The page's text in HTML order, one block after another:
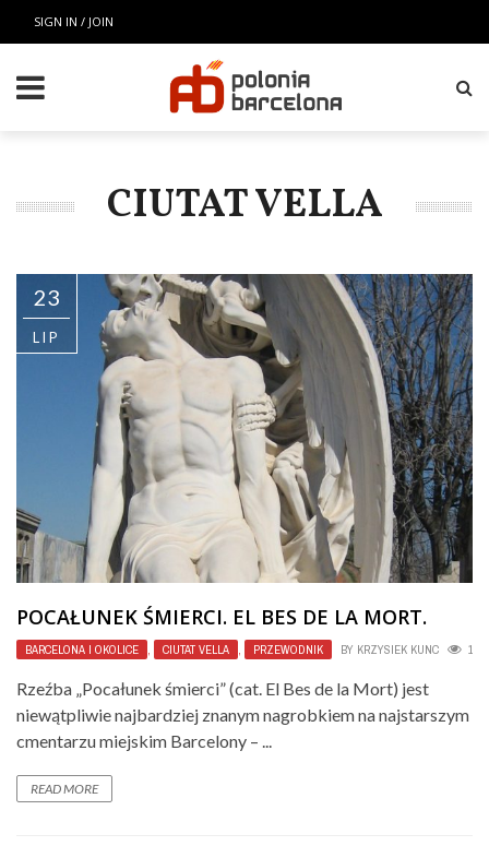
SIGN IN / JOIN
CIUTAT VELLA
23
LIP
POCAŁUNEK ŚMIERCI. EL BES DE LA MORT.
BARCELONA I OKOLICE , CIUTAT VELLA , PRZEWODNIK BY KRZYSIEK KUNC
Rzeźba „Pocałunek śmierci” (cat. El Bes de la Mort) jest
niewątpliwie najbardziej znanym nagrobkiem na najstarszym
cmentarzu miejskim Barcelony – ...
READ MORE